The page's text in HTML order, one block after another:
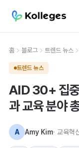
홈 블로그 트렌드 뉴스
트렌드 뉴스
AID 30+ 집
과 교육 분야
A Amy Kim· 교육혁